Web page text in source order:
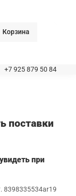
Корзина
+7 925 879 50 84
поставки
при
8398335534ar19